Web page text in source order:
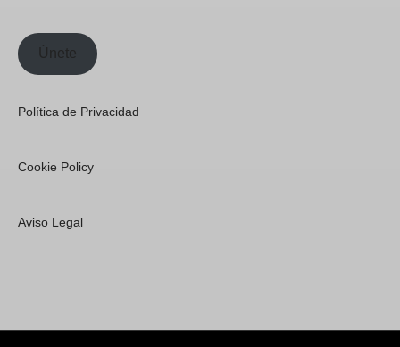
Únete
Política de Privacidad
Cookie Policy
Aviso Legal